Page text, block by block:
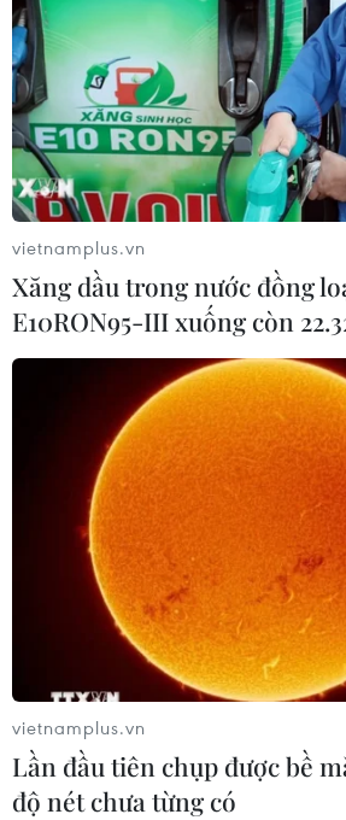
Sương mù dày đặc,
đâm thẳng vào người đi xe
Trong điều kiện tầm nhìn bị hạn chế
đặc, một chiếc xe tải tìm cách vượt
và sau đó đâm trực diện vào một xe
thông ở làn đường ngược lại.
vietnamplus.vn
Xăng dầu trong nước đồng
E10RON95-III xuống còn
vietnamplus.vn
Lần đầu tiên chụp được bề
độ nét chưa từng có